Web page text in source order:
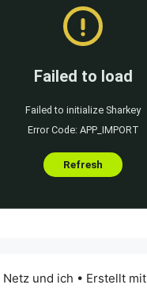
und ich • Erstellt mit